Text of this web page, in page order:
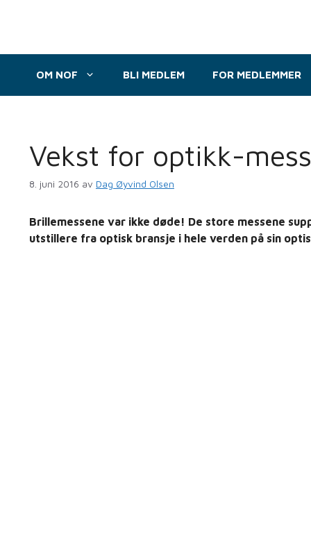
OM NOF BLI MEDLEM FOR MEDLEMMER
Vekst for optikk-
8. juni 2016 av Dag Øyvind Olsen
Brillemessene var ikke døde! De store messene
utstillere fra optisk bransje i hele verden på sin